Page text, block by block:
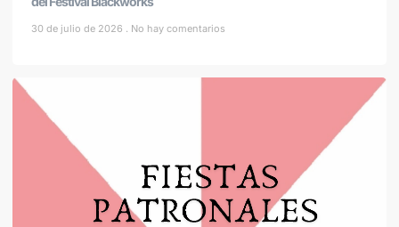
30 de julio de 2026 No hay comentarios